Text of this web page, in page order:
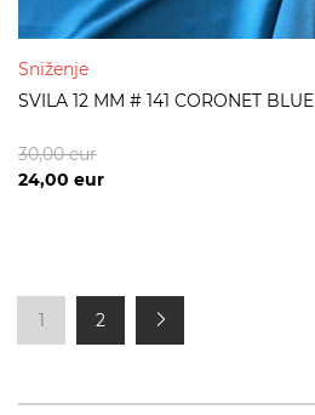
Sniženje
SVILA 12 MM # 141 CORONET BLUE
24,00 eur
30,00eur
1 2